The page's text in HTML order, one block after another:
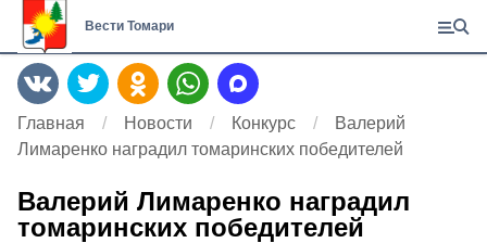
Вести Томари
Главная Новости Конкурс
Валерий
Лимаренко наградил томаринских победителей
Валерий Лимаренко наградил
томаринских победителей